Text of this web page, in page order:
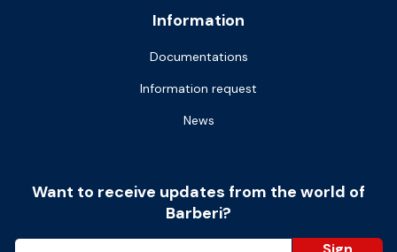
Information
Documentations
Information request
News
Want to receive updates from the world of
Barberi?